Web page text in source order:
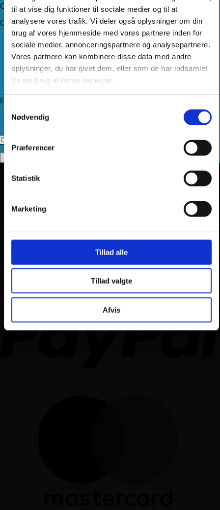
til at vise dig funktioner til sociale medier og til at
analysere vores trafik. Vi deler også oplysninger om din
brug af vores hjemmeside med vores partnere inden for
sociale medier, annonceringspartnere og analysepartnere.
Vores partnere kan kombinere disse data med andre
oplysninger, du har givet dem, eller som de har indsamlet
fra din brug af deres tjenester.
Nødvendig
Præferencer
Statistik
Marketing
Tillad alle
Tillad valgte
Afvis
CVR: 33994680
Om Hjemmeudstyr
Om os
Handelsbetingelser
Levering
Kundeservice
Returnering
Privatlivspolitik
Følg os
Tilmeld dig vores nyhedsbrev